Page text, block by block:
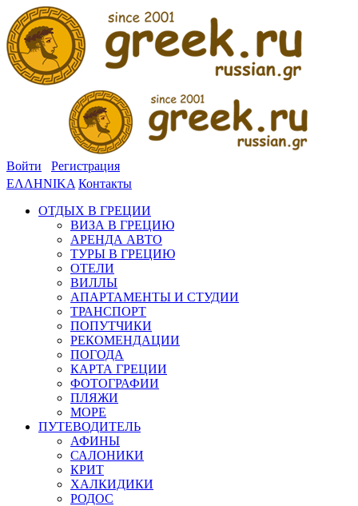
Войти
Регистрация
ΕΛΛΗΝΙΚΑ Контакты
ОТДЫХ В ГРЕЦИИ
ВИЗА В ГРЕЦИЮ
АРЕНДА АВТО
ТУРЫ В ГРЕЦИЮ
ОТЕЛИ
ВИЛЛЫ
АПАРТАМЕНТЫ И СТУДИИ
ТРАНСПОРТ
ПОПУТЧИКИ
РЕКОМЕНДАЦИИ
ПОГОДА
КАРТА ГРЕЦИИ
ФОТОГРАФИИ
ПЛЯЖИ
МОРЕ
ПУТЕВОДИТЕЛЬ
АФИНЫ
САЛОНИКИ
КРИТ
ХАЛКИДИКИ
РОДОС